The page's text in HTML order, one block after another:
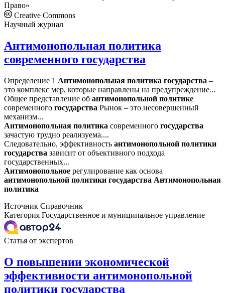
Право»
Creative Commons
Научный журнал
Антимонопольная политика
современного государства
Определение 1 Антимонопольная политика государства –
это комплекс мер, которые направлены на предупреждение...
Общее представление об антимонопольной политике
современного государства Рынок – это несовершенный
механизм...
Антимонопольная политика современного государства
зачастую трудно реализуема....
Следовательно, эффективность антимонопольной политики
государства зависит от объективного подхода
государственных...
Антимонопольное регулирование как основа
антимонопольной политики государства Антимонопольная
политика
Источник Справочник
Категория Государственное и муниципальное управление
Статья от экспертов
О повышении экономической
эффективности антимонопольной
политики государства